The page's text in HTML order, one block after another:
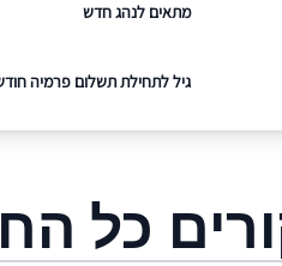
מתאים לנהג חדש
גיל לתחילת תשלום פרמיה
כל